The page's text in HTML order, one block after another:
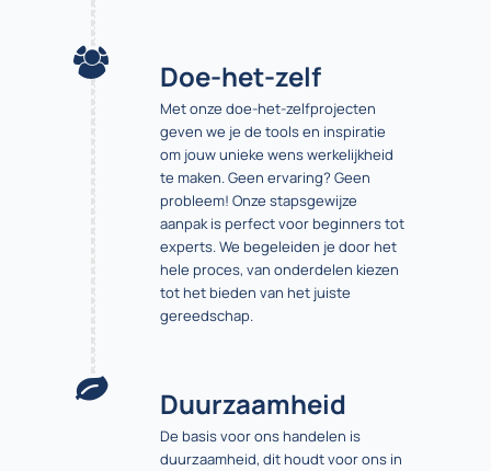
Doe-het-zelf
Met onze doe-het-zelfprojecten
geven we je de tools en inspiratie
om jouw unieke wens werkelijkheid
te maken. Geen ervaring? Geen
probleem! Onze stapsgewijze
aanpak is perfect voor beginners tot
experts. We begeleiden je door het
hele proces, van onderdelen kiezen
tot het bieden van het juiste
gereedschap.
Duurzaamheid
De basis voor ons handelen is
duurzaamheid, dit houdt voor ons in